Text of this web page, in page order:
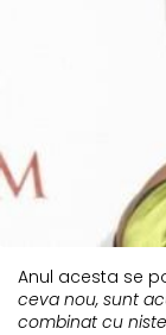
Anul acesta se
ceva nou, sunt
combinat cu